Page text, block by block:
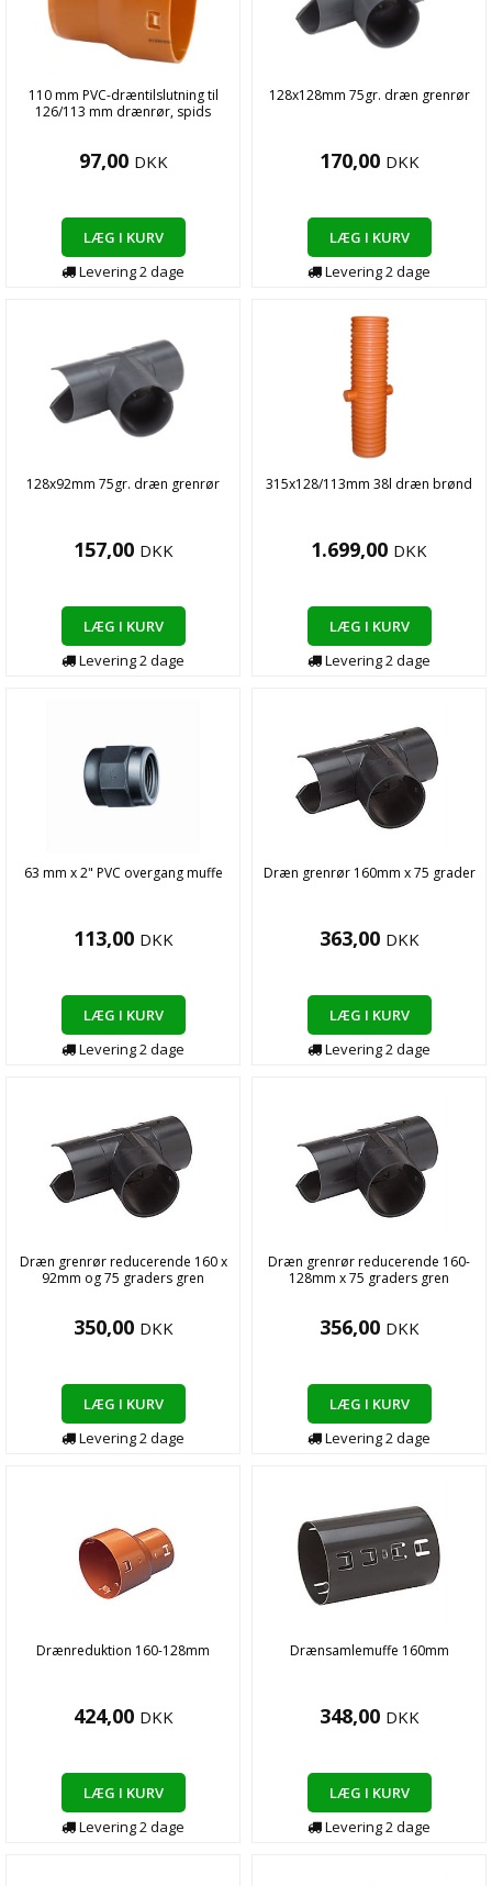
110 mm PVC-dræntilslutning til
126/113 mm drænrør, spids
97,00 DKK
LÆG I KURV
Levering2dage
128x128mm 75gr. dræn grenrør
170,00 DKK
LÆG I KURV
Levering2dage
128x92mm 75gr. dræn grenrør
157,00 DKK
LÆG I KURV
Levering2dage
315x128/113mm 38l dræn brønd
1.699,00 DKK
LÆG I KURV
Levering2dage
63 mm x 2" PVC overgang muffe
113,00 DKK
LÆG I KURV
Levering2dage
Dræn grenrør 160mm x 75 grader
363,00 DKK
LÆG I KURV
Levering2dage
Dræn grenrør reducerende 160 x
92mm og 75 graders gren
350,00 DKK
LÆG I KURV
Levering2dage
Dræn grenrør reducerende 160-
128mm x 75 graders gren
356,00 DKK
LÆG I KURV
Levering2dage
Drænreduktion 160-128mm
424,00 DKK
LÆG I KURV
Levering2dage
Drænsamlemuffe 160mm
348,00 DKK
LÆG I KURV
Levering2dage